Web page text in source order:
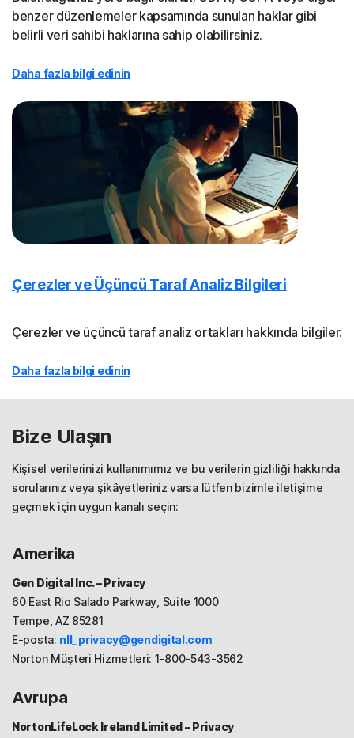
benzer düzenlemeler kapsamında sunulan haklar gibi
belirli veri sahibi haklarına sahip olabilirsiniz.
Daha fazla bilgi edinin
Çerezler ve Üçüncü Taraf Analiz Bilgileri
Çerezler ve üçüncü taraf analiz ortakları hakkında bilgiler.
Daha fazla bilgi edinin
Bize Ulaşın
Kişisel verilerinizi kullanımımız ve bu verilerin gizliliği hakkında
sorularınız veya şikâyetleriniz varsa lütfen bizimle iletişime
geçmek için uygun kanalı seçin:
Amerika
Gen Digital Inc. – Privacy
60 East Rio Salado Parkway, Suite 1000
Tempe, AZ 85281
E-posta: nll_privacy@gendigital.com
Norton Müşteri Hizmetleri: 1-800-543-3562
Avrupa
NortonLifeLock Ireland Limited – Privacy